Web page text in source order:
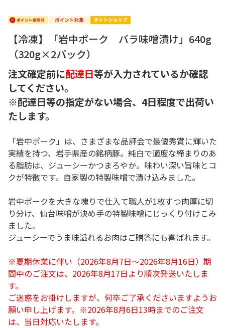
【冷凍】「岩中ポーク バラ味噌漬け」640g
（320g×2パック）
注文確定前に配達日等が入力されているか確認
してください。
※配達日等の指定がない場合、4日程度で出荷い
たします。
「岩中ポーク」は、さまざまな品評会で最優秀賞に輝いた
実績を持つ、岩手県産の銘柄豚。純白で適度な締まりのあ
る脂肪は、ジューシーかつまろやか。味わい深い旨味とコ
クが特徴です。自家製の特製味噌で漬け込みました。
岩中ポークを大きな塊りで仕入て職人が1枚ずつ肉厚に切
り分け、仙台味噌が決め手の特製味噌にじっくり付けこみ
ました。
ジューシーでうま味溢れるお肉はご贈答にも喜ばれます。
※夏期休業に伴い（2026年8月7日～2026年8月16日）期
間中のご注文は、2026年8月17日より順次発送いたしま
す。
ご迷惑をお掛けしますが、何卒ご了承くださいますようお
願い申し上げます。※2026年8月6日13時までのご注文
は、当日対応いたします。